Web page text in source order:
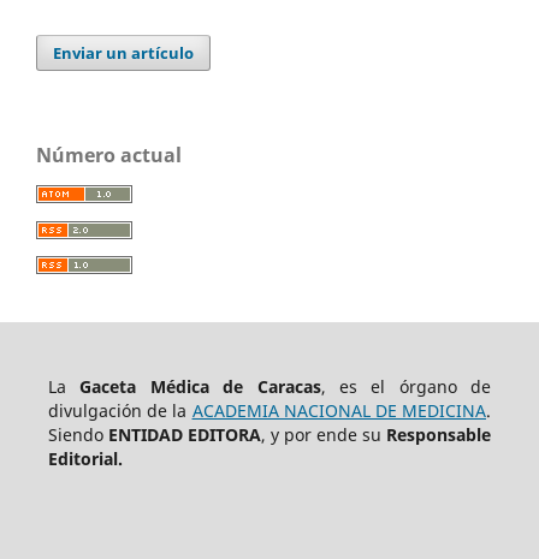
Enviar un artículo
Número actual
LaGaceta Médica de Caracas, es el órgano de
divulgación de la ACADEMIA NACIONAL DE MEDICINA.
Siendo ENTIDAD EDITORA, y por ende su Responsable
Editorial.